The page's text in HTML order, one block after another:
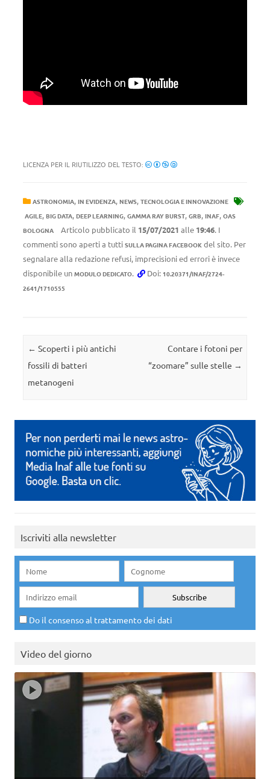
LICENZA PER IL RIUTILIZZO DEL TESTO:
ASTRONOMIA, IN EVIDENZA, NEWS, TECNOLOGIA E INNOVAZIONE
AGILE, BIG DATA, DEEP LEARNING, GAMMA RAY BURST, GRB, INAF, OAS
BOLOGNA
Articolo pubblicato il 15/07/2021 alle 19:46. I
commenti sono aperti a tutti SULLA PAGINA FACEBOOK del sito. Per
segnalare alla redazione refusi, imprecisioni ed errori è invece
disponibile un MODULO DEDICATO. Doi: 10.20371/INAF/2724-
2641/1710555
Navigazione articolo
← Scoperti i più antichi
fossili di batteri
metanogeni
Contare i fotoni per
“zoomare” sulle stelle →
Iscriviti alla newsletter
Do il consenso al trattamento dei dati
Video del giorno